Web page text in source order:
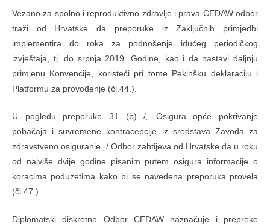
Vezano za spolno i reproduktivno zdravlje i prava CEDAW odbor
traži od Hrvatske da preporuke iz Zaključnih primjedbi
implementira do roka za podnošenje idućeg periodičkog
izvještaja, tj. do srpnja 2019. Godine, kao i da nastavi daljnju
primjenu Konvencije, koristeći pri tome Pekinšku deklaraciju i
Platformu za provođenje (čl.44.).
U pogledu preporuke 31 (b) /„ Osigura opće pokrivanje
pobačaja i suvremene kontracepcije iz sredstava Zavoda za
zdravstveno osiguranje „/ Odbor zahtijeva od Hrvatske da u roku
od najviše dvije godine pisanim putem osigura informacije o
koracima poduzetima kako bi se navedena preporuka provela
(čl.47.).
Diplomatski diskretno Odbor CEDAW naznačuje i prepreke